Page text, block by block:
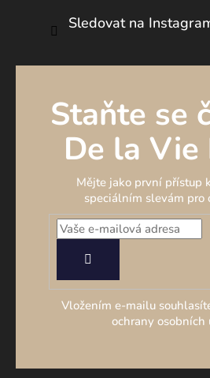
Sledovat na
Staňte se
De la Vie
Mějte jako první přístup
speciálním slevám pro
SE
Vložením e-mailu
ochrany osobních